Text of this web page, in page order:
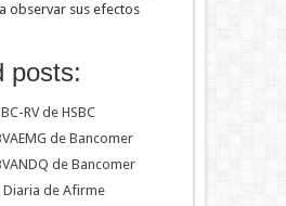
observar sus efectos
posts:
RV de HSBC
de Bancomer
de Bancomer
de Afirme